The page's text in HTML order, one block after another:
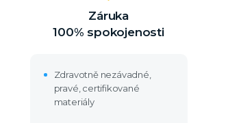
Záruka
100% spokojenosti
Zdravotně nezávadné,
pravé, certifikované
materiály